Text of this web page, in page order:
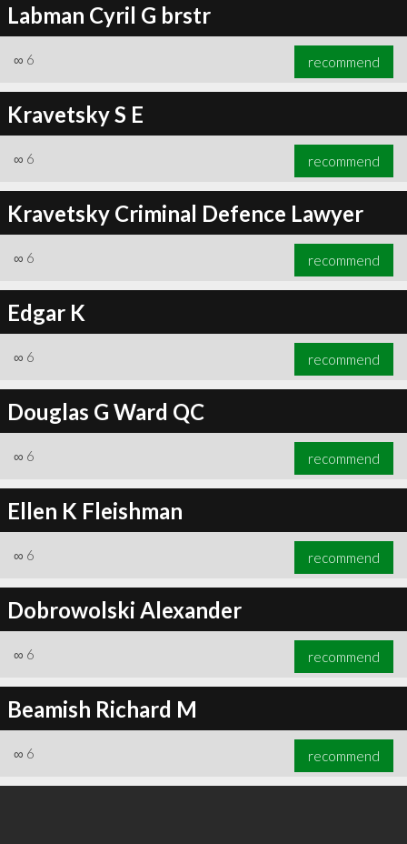
Labman Cyril G brstr
∞ 6 recommend
Kravetsky S E
∞ 6 recommend
Kravetsky Criminal Defence Lawyer
∞ 6 recommend
Edgar K
∞ 6 recommend
Douglas G Ward QC
∞ 6 recommend
Ellen K Fleishman
∞ 6 recommend
Dobrowolski Alexander
∞ 6 recommend
Beamish Richard M
∞ 6 recommend